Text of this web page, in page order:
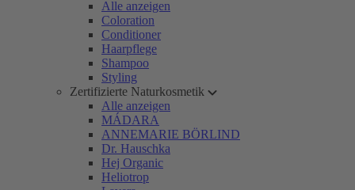
Alle anzeigen
Coloration
Conditioner
Haarpflege
Shampoo
Styling
Zertifizierte Naturkosmetik
Alle anzeigen
MÁDARA
ANNEMARIE BÖRLIND
Dr. Hauschka
Hej Organic
Heliotrop